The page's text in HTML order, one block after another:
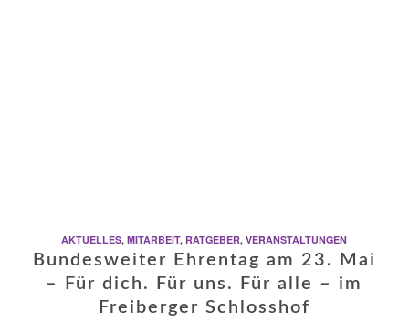
AKTUELLES,MITARBEIT,RATGEBER,VERANSTALTUNGEN
Bundesweiter Ehrentag am 23. Mai
– Für dich. Für uns. Für alle – im
Freiberger Schlosshof